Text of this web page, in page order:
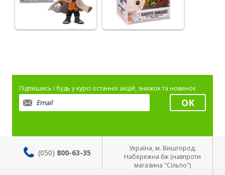
Підпишись і будь у курсі останніх акцій, знижок та новинок
(050) 800-63-35
Україна, м. Вишгород,
Набережна 6ж (навпроти
магазина "Сільпо")